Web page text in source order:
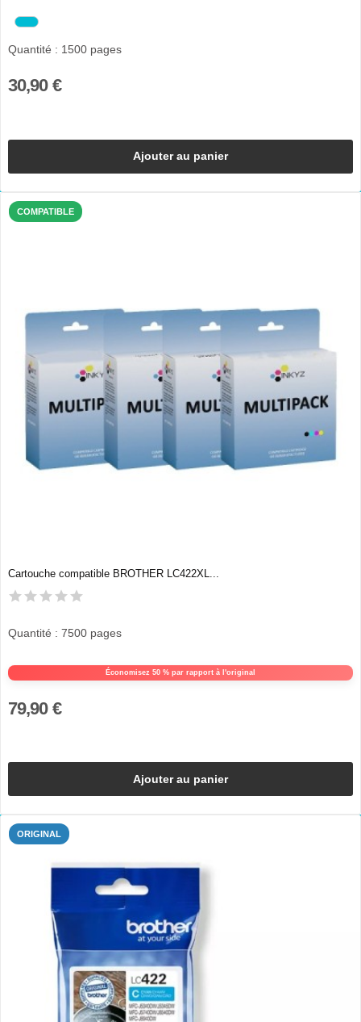
Quantité : 1500 pages
30,90 €
Ajouter au panier
COMPATIBLE
Cartouche compatible BROTHER LC422XL...
Économisez 50 % par rapport à l'original
Quantité : 7500 pages
79,90 €
Ajouter au panier
ORIGINAL